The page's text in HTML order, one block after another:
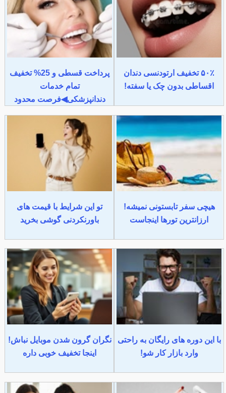
۵۰٪ تخفیف ارتودنسی دندان
اقساطی بدون چک یا سفته!
پرداخت قسطی و 25% تخفیف
تمام خدمات
دندانپزشکی◀فرصت محدود
هیچی سفر تابستونی نمیشه!
ارزانترین تورها اینجاست
تو این شرایط با قیمت های
باورنکردنی گوشی بخرید
با این دوره های رایگان به راحتی
وارد بازار کار شو!
نگران گرون شدن موبایل نباش!
اینجا تخفیف خوبی داره